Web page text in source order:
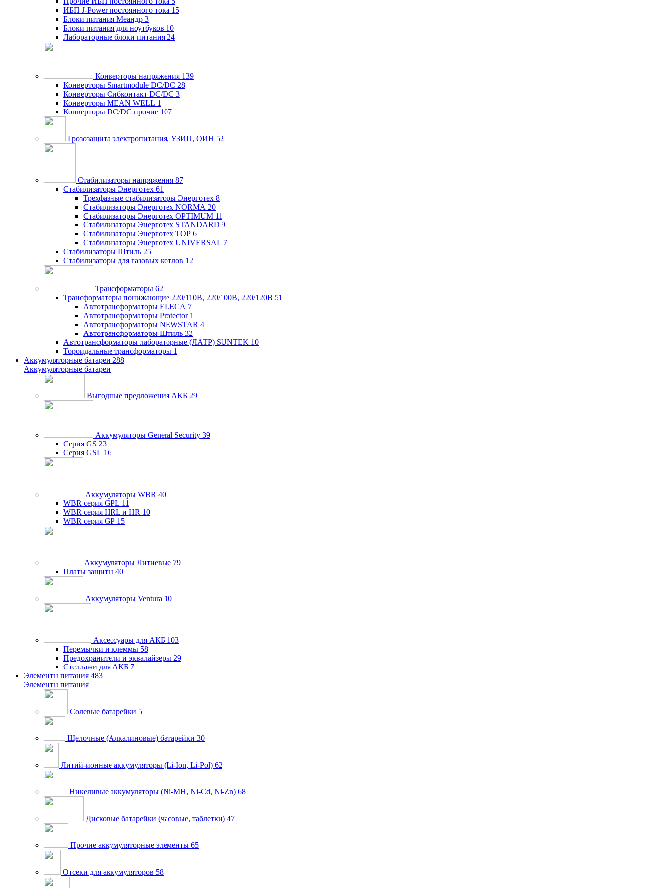
ИБП J-Power постоянного тока 15
Блоки питания Меандр 3
Блоки питания для ноутбуков 10
Лабораторные блоки питания 24
Конверторы напряжения 139
Конверторы Smartmodule DC/DC 28
Конверторы Сибконтакт DC/DC 3
Конверторы MEAN WELL 1
Конверторы DC/DC прочие 107
Грозозащита электропитания, УЗИП, ОИН 52
Стабилизаторы напряжения 87
Стабилизаторы Энерготех 61
Трехфазные стабилизаторы Энерготех 8
Стабилизаторы Энерготех NORMA 20
Стабилизаторы Энерготех OPTIMUM 11
Стабилизаторы Энерготех STANDARD 9
Стабилизаторы Энерготех TOP 6
Стабилизаторы Энерготех UNIVERSAL 7
Стабилизаторы Штиль 25
Стабилизаторы для газовых котлов 12
Трансформаторы 62
Трансформаторы понижающие 220/110В, 220/100В, 220/120В 51
Автотрансформаторы ELECA 7
Автотрансформаторы Protector 1
Автотрансформаторы NEWSTAR 4
Автотрансформаторы Штиль 32
Автотрансформаторы лабораторные (ЛАТР) SUNTEK 10
Тороидальные трансформаторы 1
Аккумуляторные батареи 288
Аккумуляторные батареи
Выгодные предложения АКБ 29
Аккумуляторы General Security 39
Серия GS 23
Серия GSL 16
Аккумуляторы WBR 40
WBR серия GPL 11
WBR серия HRL и HR 10
WBR серия GP 15
Аккумуляторы Литиевые 79
Платы защиты 40
Аккумуляторы Ventura 10
Аксессуары для АКБ 103
Перемычки и клеммы 58
Предохранители и эквалайзеры 29
Стеллажи для АКБ 7
Элементы питания 483
Элементы питания
Солевые батарейки 5
Щелочные (Алкалиновые) батарейки 30
Литий-ионные аккумуляторы (Li-Ion, Li-Pol) 62
Никеливые аккумуляторы (Ni-MH, Ni-Cd, Ni-Zn) 68
Дисковые батарейки (часовые, таблетки) 47
Прочие аккумуляторные элементы 65
Отсеки для аккумуляторов 58